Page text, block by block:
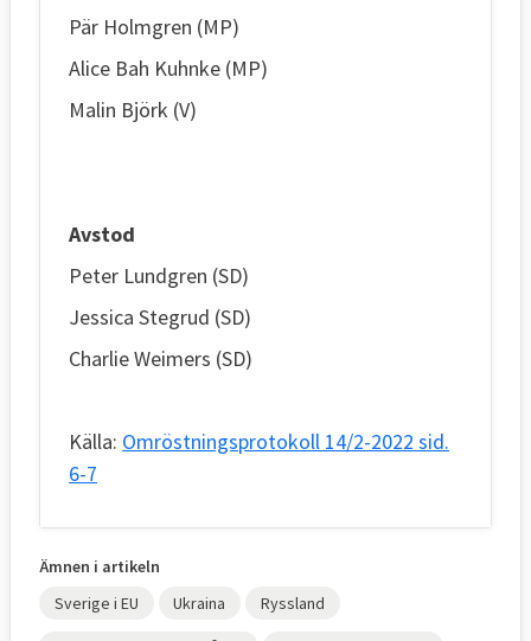
Pär Holmgren (MP)
Alice Bah Kuhnke (MP)
Malin Björk (V)
Avstod
Peter Lundgren (SD)
Jessica Stegrud (SD)
Charlie Weimers (SD)
Källa: Omröstningsprotokoll 14/2-2022 sid.
6-7
Ämnen i artikeln
Sverige i EU
Ukraina Ryssland